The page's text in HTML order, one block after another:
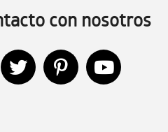
con nosotros